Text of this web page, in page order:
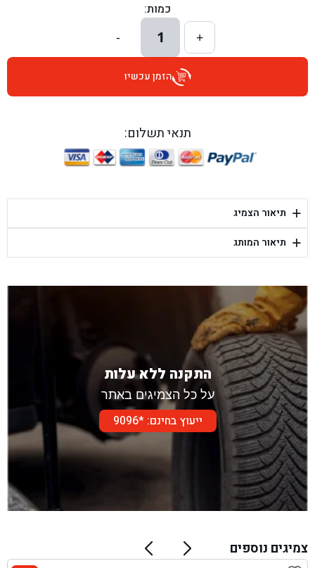
בן גל - הרצל 6, גדרה - גדרה
בן גל - שדרות דוד בן גוריון 8, באר שבע - באר שבע
בן גל - היובלים 26, הוד השרון - הוד השרון
בן גל - יפת 88, תל אביב יפו - תל אביב
בן גל - דור אלון הר טוב - בית שמש
כמות:
+
1
-
הזמן עכשיו
תנאי תשלום:
+ תיאור הצמיג
+ תיאור המותג
התקנה ללא עלות
על כל הצמיגים באתר
ייעוץ בחינם: *9096
צמיגים נוספים